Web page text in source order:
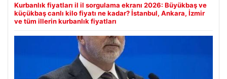
Kurbanlık fiyatları il il sorgulama ekranı 2026: Büyükbaş ve
küçükbaş canlı kilo fiyatı ne kadar? İstanbul, Ankara, İzmir
ve tüm illerin kurbanlık fiyatları